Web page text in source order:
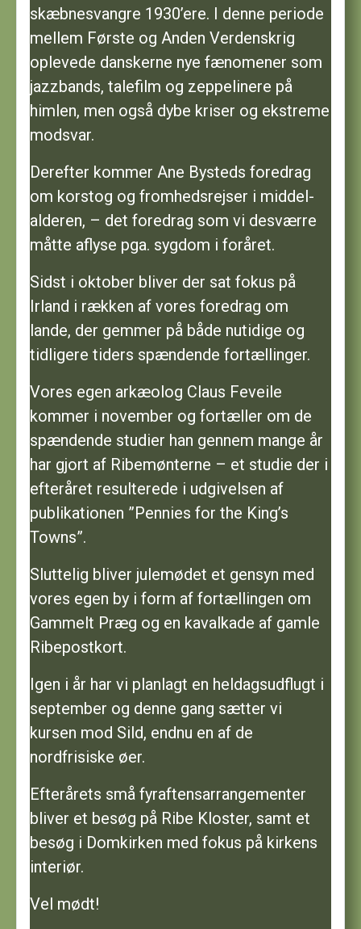
skæbnesvangre 1930’ere. I denne periode
mellem Første og Anden Verdenskrig
oplevede danskerne nye fænomener som
jazzbands, talefilm og zeppelinere på
himlen, men også dybe kriser og ekstreme
modsvar.
Derefter kommer Ane Bysteds foredrag
om korstog og fromhedsrejser i middel-
alderen, – det foredrag som vi desværre
måtte aflyse pga. sygdom i foråret.
Sidst i oktober bliver der sat fokus på
Irland i rækken af vores foredrag om
lande, der gemmer på både nutidige og
tidligere tiders spændende fortællinger.
Vores egen arkæolog Claus Feveile
kommer i november og fortæller om de
spændende studier han gennem mange år
har gjort af Ribemønterne – et studie der i
efteråret resulterede i udgivelsen af
publikationen ”Pennies for the King’s
Towns”.
Sluttelig bliver julemødet et gensyn med
vores egen by i form af fortællingen om
Gammelt Præg og en kavalkade af gamle
Ribepostkort.
Igen i år har vi planlagt en heldagsudflugt i
september og denne gang sætter vi
kursen mod Sild, endnu en af de
nordfrisiske øer.
Efterårets små fyraftensarrangementer
bliver et besøg på Ribe Kloster, samt et
besøg i Domkirken med fokus på kirkens
interiør.
Vel mødt!